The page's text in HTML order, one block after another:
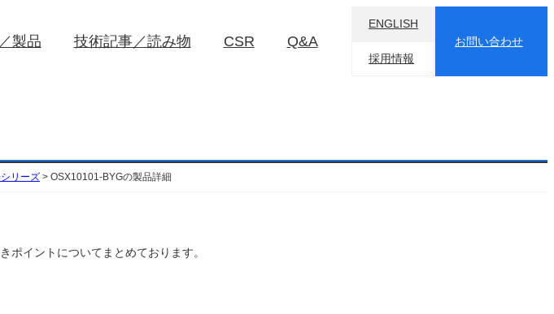
製品 技術記事／読み物 CSR Q&A
ENGLISH
採用情報
お問い合わせ
リーズ > OSX10101-BYGの製品詳細
ポイントについてまとめております。